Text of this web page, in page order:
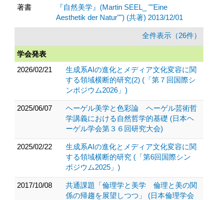
著書
『自然美学』(Martin SEEL_ ""Eine
Aesthetik der Natur"") (共著) 2013/12/01
全件表示（26件）
学会発表
2026/02/21
生成系AIの進化とメディア文化変容に関
する領域横断的研究(2) (「第７回国際シ
ンポジウム2026」)
2025/06/07
ヘーゲル美学と色彩論 ヘーゲル芸術哲
学講義における自然哲学的基礎 (日本ヘ
ーゲル学会第３６回研究大会)
2025/02/22
生成系AIの進化とメディア文化変容に関
する領域横断的研究 (「第6回国際シン
ポジウム2025」)
2017/10/08
共通課題「倫理学と美学 倫理と美の関
係の帰趨を展望しつつ」 (日本倫理学会